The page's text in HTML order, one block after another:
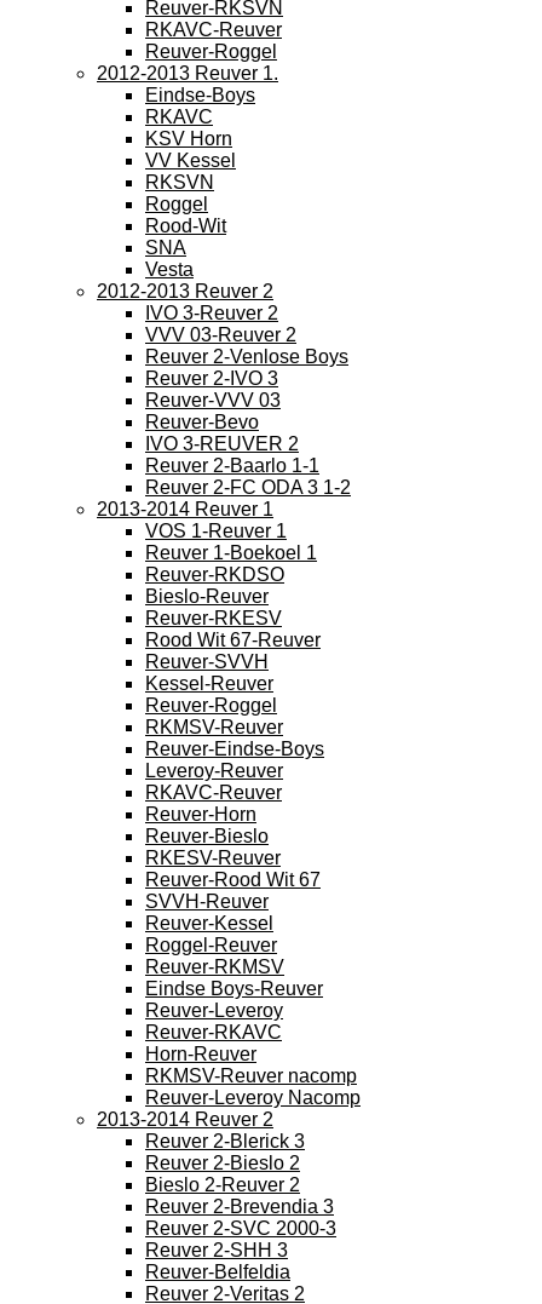
Reuver-RKSVN
RKAVC-Reuver
Reuver-Roggel
2012-2013 Reuver 1.
Eindse-Boys
RKAVC
KSV Horn
VV Kessel
RKSVN
Roggel
Rood-Wit
SNA
Vesta
2012-2013 Reuver 2
IVO 3-Reuver 2
VVV 03-Reuver 2
Reuver 2-Venlose Boys
Reuver 2-IVO 3
Reuver-VVV 03
Reuver-Bevo
IVO 3-REUVER 2
Reuver 2-Baarlo 1-1
Reuver 2-FC ODA 3 1-2
2013-2014 Reuver 1
VOS 1-Reuver 1
Reuver 1-Boekoel 1
Reuver-RKDSO
Bieslo-Reuver
Reuver-RKESV
Rood Wit 67-Reuver
Reuver-SVVH
Kessel-Reuver
Reuver-Roggel
RKMSV-Reuver
Reuver-Eindse-Boys
Leveroy-Reuver
RKAVC-Reuver
Reuver-Horn
Reuver-Bieslo
RKESV-Reuver
Reuver-Rood Wit 67
SVVH-Reuver
Reuver-Kessel
Roggel-Reuver
Reuver-RKMSV
Eindse Boys-Reuver
Reuver-Leveroy
Reuver-RKAVC
Horn-Reuver
RKMSV-Reuver nacomp
Reuver-Leveroy Nacomp
2013-2014 Reuver 2
Reuver 2-Blerick 3
Reuver 2-Bieslo 2
Bieslo 2-Reuver 2
Reuver 2-Brevendia 3
Reuver 2-SVC 2000-3
Reuver 2-SHH 3
Reuver-Belfeldia
Reuver 2-Veritas 2